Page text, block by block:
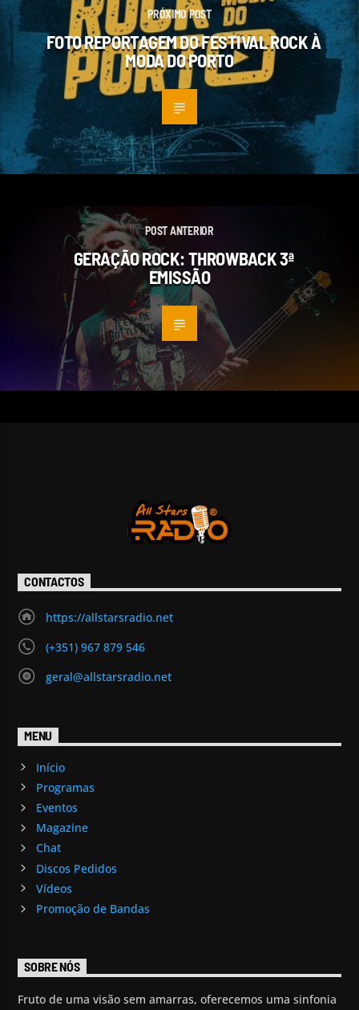
PRÓXIMO POST
FOTO REPORTAGEM DO FESTIVAL ROCK À
MODA DO PORTO
POST ANTERIOR
GERAÇÃO ROCK: THROWBACK 3ª
EMISSÃO
CONTACTOS
https://allstarsradio.net
(+351) 967 879 546
geral@allstarsradio.net
MENU
Início
Programas
Eventos
Magazine
Chat
Discos Pedidos
Vídeos
Promoção de Bandas
SOBRE NÓS
Fruto de uma visão sem amarras, oferecemos uma sinfonia